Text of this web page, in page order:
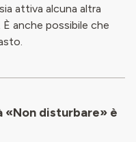
attiva alcuna altra
anche possibile che
«Non disturbare» è